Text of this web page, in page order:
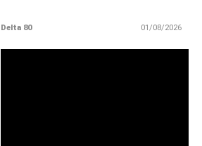
Delta 80 01/08/2026